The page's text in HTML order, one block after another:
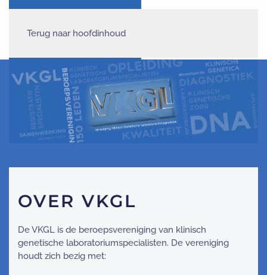
Terug naar hoofdinhoud
OVER VKGL
De VKGL is de beroepsvereniging van klinisch
genetische laboratoriumspecialisten. De vereniging
houdt zich bezig met: